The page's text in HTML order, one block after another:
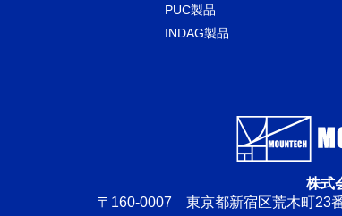
PUC製品
INDAG製品
株式
〒160-0007 東京都新宿区荒木町23